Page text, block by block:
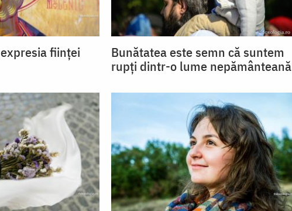
ființei
Bunătatea este semn că suntem
rupți dintr-o lume nepământeană